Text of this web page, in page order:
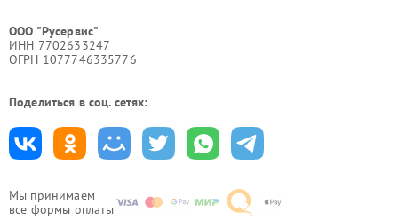
Мы принимаем
все формы оплаты
ООО "Русервис"
ИНН 7702633247
ОГРН 1077746335776
Поделиться в соц. сетях: